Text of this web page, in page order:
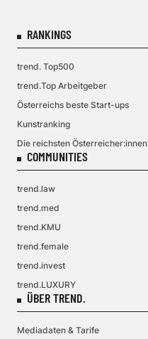
RANKINGS
trend. Top500
trend.Top Arbeitgeber
Österreichs beste Start-ups
Kunstranking
Die reichsten Österreicher:innen
COMMUNITIES
trend.law
trend.med
trend.KMU
trend.female
trend.invest
trend.LUXURY
ÜBER TREND.
Mediadaten & Tarife